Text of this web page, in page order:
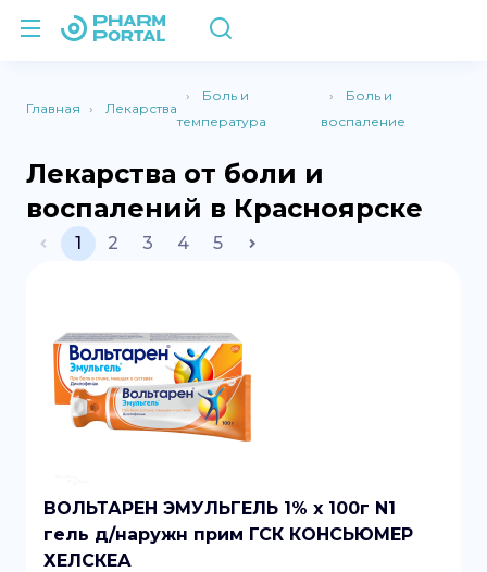
Главная Лекарства
Боль и
температура
Боль и
воспаление
Лекарства от боли и
воспалений в Красноярске
1 2 3 4 5
ВОЛЬТАРЕН ЭМУЛЬГЕЛЬ 1% x 100г N1
гель д/наружн прим ГСК КОНСЬЮМЕР
ХЕЛСКЕА